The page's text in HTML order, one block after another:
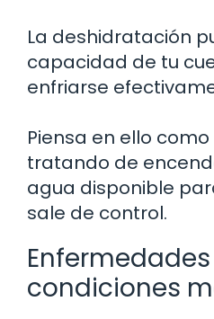
La deshidratación
capacidad de tu
enfriarse
Piensa en ello
tratando de
agua disponible
sale de control.
condiciones